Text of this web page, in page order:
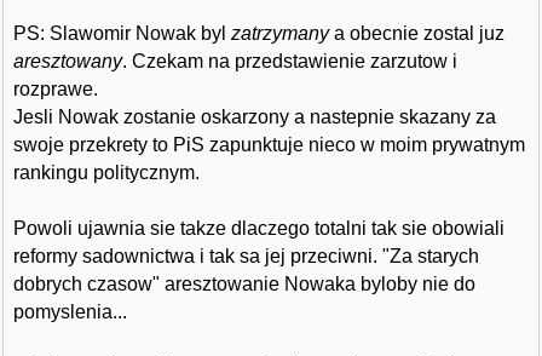
PS: Slawomir Nowak byl zatrzymanya obecnie zostal juz
aresztowany. Czekam na przedstawienie zarzutow i
rozprawe.
Jesli Nowak zostanie oskarzony a nastepnie skazany za
swoje przekrety to PiS zapunktuje nieco w moim prywatnym
rankingu politycznym.
Powoli ujawnia sie takze dlaczego totalni tak sie obowiali
reformy sadownictwa i tak sa jej przeciwni. "Za starych
dobrych czasow" aresztowanie Nowaka byloby nie do
pomyslenia...